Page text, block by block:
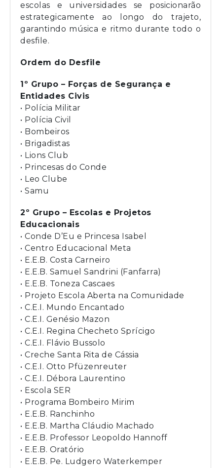
escolas e universidades se posicionarão
estrategicamente ao longo do trajeto,
garantindo música e ritmo durante todo o
desfile.
Ordem do Desfile
1º Grupo – Forças de Segurança e
Entidades Civis
• Polícia Militar
• Polícia Civil
• Bombeiros
• Brigadistas
• Lions Club
• Princesas do Conde
• Leo Clube
• Samu
2º Grupo – Escolas e Projetos
Educacionais
• Conde D’Eu e Princesa Isabel
• Centro Educacional Meta
• E.E.B. Costa Carneiro
• E.E.B. Samuel Sandrini (Fanfarra)
• E.E.B. Toneza Cascaes
• Projeto Escola Aberta na Comunidade
• C.E.I. Mundo Encantado
• C.E.I. Genésio Mazon
• C.E.I. Regina Checheto Sprícigo
• C.E.I. Flávio Bussolo
• Creche Santa Rita de Cássia
• C.E.I. Otto Pfüzenreuter
• C.E.I. Débora Laurentino
• Escola SER
• Programa Bombeiro Mirim
• E.E.B. Ranchinho
• E.E.B. Martha Cláudio Machado
• E.E.B. Professor Leopoldo Hannoff
• E.E.B. Oratório
• E.E.B. Pe. Ludgero Waterkemper